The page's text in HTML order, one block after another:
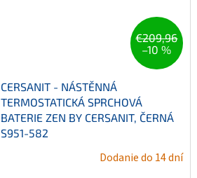
€209,96
–10 %
CERSANIT - NÁSTĚNNÁ
TERMOSTATICKÁ SPRCHOVÁ
BATERIE ZEN BY CERSANIT, ČERNÁ
S951-582
Dodanie do 14 dní